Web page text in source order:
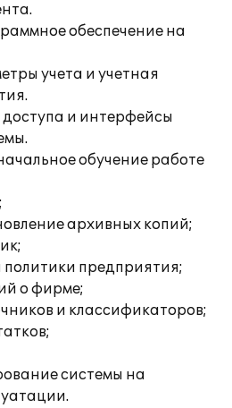
обеспечение на
учета и учетная
и интерфейсы
обучение работе
архивных копий;
предприятия;
о фирме;
и классификаторов;
системы на